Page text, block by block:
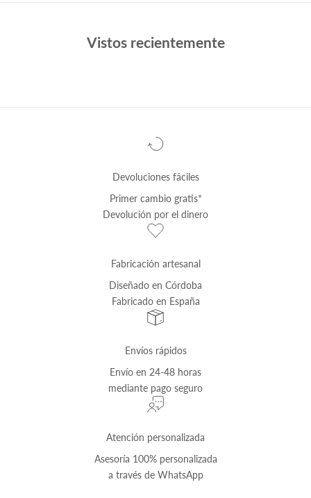
Vistos recientemente
Devoluciones fáciles
Primer cambio gratis*
Devolución por el dinero
Fabricación artesanal
Diseñado en Córdoba
Fabricado en España
Envíos rápidos
Envío en 24-48 horas
mediante pago seguro
Atención personalizada
Asesoría 100% personalizada
a través de WhatsApp